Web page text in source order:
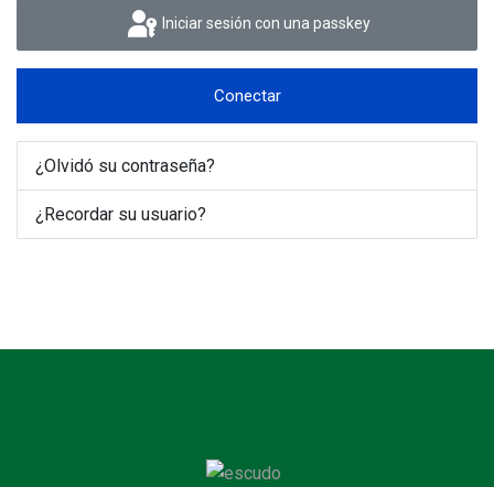
Iniciar sesión con una passkey
Conectar
¿Olvidó su contraseña?
¿Recordar su usuario?